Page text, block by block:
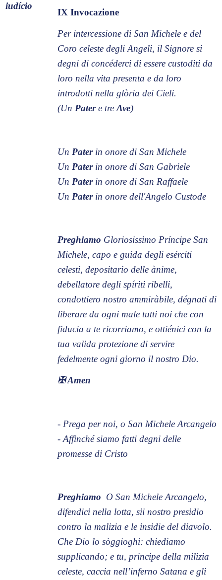
iudício
IX Invocazione
Per intercessione di San Michele e del
Coro celeste degli Angeli, il Signore si
degni di concéderci di essere custoditi da
loro nella vita presenta e da loro
introdotti nella glòria dei Cieli.
(Un Patere treAve)
Un Paterin onore di San Michele
Un Paterin onore di San Gabriele
Un Paterin onore di San Raffaele
Un Paterin onore dell'Angelo Custode
Preghiamo Gloriosissimo Príncipe San
Michele, capo e guida degli esérciti
celesti, depositario delle ànime,
debellatore degli spíriti ribelli,
condottiero nostro ammiràbile, dégnati di
liberare da ogni male tutti noi che con
fiducia a te ricorriamo, e ottiénici con la
tua valida protezione di servire
fedelmente ogni giorno il nostro Dio.
✠Amen
- Prega per noi, o San Michele Arcangelo
- Affinché siamo fatti degni delle
promesse di Cristo
Preghiamo O San Michele Arcangelo,
difendici nella lotta, sii nostro presidio
contro la malizia e le insidie del diavolo.
Che Dio lo sòggioghi: chiediamo
supplicando; e tu, principe della milizia
celeste, caccia nell’inferno Satana e gli